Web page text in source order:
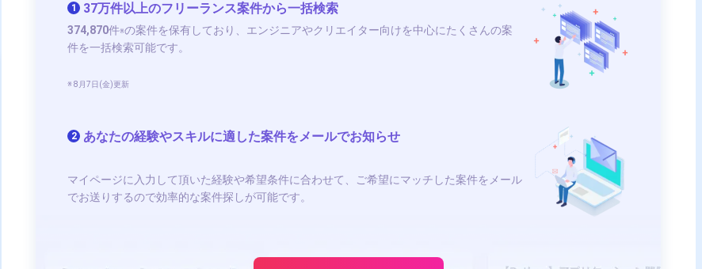
1 37万件以上のフリーランス案件から一括検索
374,870件※の案件を保有しており、エンジニアやクリエイター向けを中心にたくさんの案
件を一括検索可能です。
※ 8月7日(金)更新
2 あなたの経験やスキルに適した案件をメールでお知らせ
マイページに入力して頂いた経験や希望条件に合わせて、ご希望にマッチした案件をメール
でお送りするので効率的な案件探しが可能です。